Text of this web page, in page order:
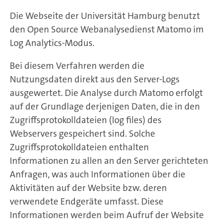
Die Webseite der Universität Hamburg benutzt
den Open Source Webanalysedienst Matomo im
Log Analytics-Modus.
Bei diesem Verfahren werden die
Nutzungsdaten direkt aus den Server-Logs
ausgewertet. Die Analyse durch Matomo erfolgt
auf der Grundlage derjenigen Daten, die in den
Zugriffsprotokolldateien (log files) des
Webservers gespeichert sind. Solche
Zugriffsprotokolldateien enthalten
Informationen zu allen an den Server gerichteten
Anfragen, was auch Informationen über die
Aktivitäten auf der Website bzw. deren
verwendete Endgeräte umfasst. Diese
Informationen werden beim Aufruf der Website